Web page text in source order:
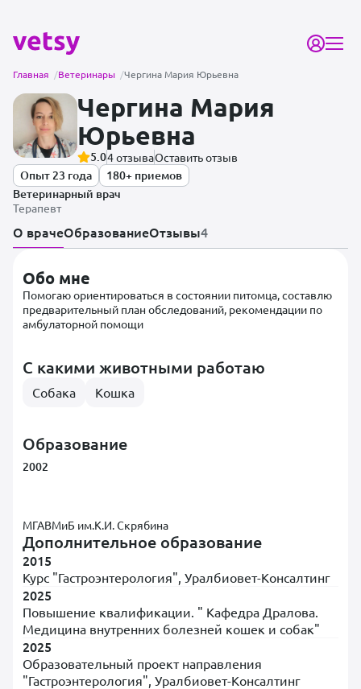
Главная /Ветеринары /Чергина Мария Юрьевна
Чергина Мария
Юрьевна
5.04 отзываОставить отзыв
Опыт 23 года
180+ приемов
Ветеринарный врач
Терапевт
О врачеОбразованиеОтзывы4
Обо мне
Помогаю ориентироваться в состоянии питомца, составлю
предварительный план обследований, рекомендации по
амбулаторной помощи
С какими животными работаю
Собака Кошка
Образование
2002
МГАВМиБ им.К.И. Скрябина
Дополнительное образование
2015
Курс "Гастроэнтерология", Уралбиовет-Консалтинг
2025
Повышение квалификации. " Кафедра Дралова.
Медицина внутренних болезней кошек и собак"
2025
Образовательный проект направления
"Гастроэнтерология", Уралбиовет-Консалтинг